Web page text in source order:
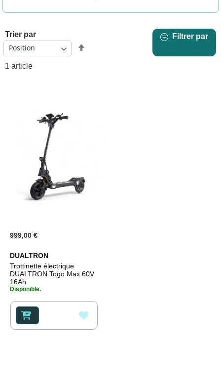
1 article
Trier par
999,00 €
DUALTRON
Trottinette électrique
DUALTRON Togo Max 60V
16Ah
Disponible.
À
Filtrer par